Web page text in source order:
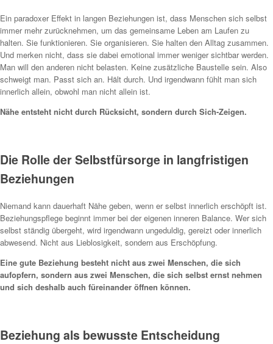
Ein paradoxer Effekt in langen Beziehungen ist, dass Menschen sich selbst
immer mehr zurücknehmen, um das gemeinsame Leben am Laufen zu
halten. Sie funktionieren. Sie organisieren. Sie halten den Alltag zusammen.
Und merken nicht, dass sie dabei emotional immer weniger sichtbar werden.
Man will den anderen nicht belasten. Keine zusätzliche Baustelle sein. Also
schweigt man. Passt sich an. Hält durch. Und irgendwann fühlt man sich
innerlich allein, obwohl man nicht allein ist.
Nähe entsteht nicht durch Rücksicht, sondern durch Sich-Zeigen.
Die Rolle der Selbstfürsorge in langfristigen
Beziehungen
Niemand kann dauerhaft Nähe geben, wenn er selbst innerlich erschöpft ist.
Beziehungspflege beginnt immer bei der eigenen inneren Balance. Wer sich
selbst ständig übergeht, wird irgendwann ungeduldig, gereizt oder innerlich
abwesend. Nicht aus Lieblosigkeit, sondern aus Erschöpfung.
Eine gute Beziehung besteht nicht aus zwei Menschen, die sich
aufopfern, sondern aus zwei Menschen, die sich selbst ernst nehmen
und sich deshalb auch füreinander öffnen können.
Beziehung als bewusste Entscheidung